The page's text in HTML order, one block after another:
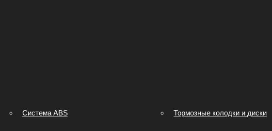
Система ABS Тормозные колодки и диски